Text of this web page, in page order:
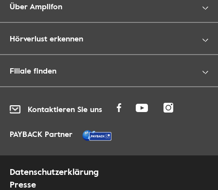
Über Amplifon
Hörverlust erkennen
Filiale finden
Kontaktieren Sie uns
PAYBACK Partner
Datenschutzerklärung
Presse